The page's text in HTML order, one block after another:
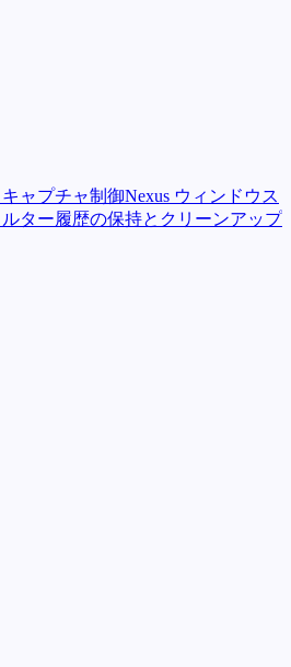
ャプチャ制御Nexus ウィンドウス
ター履歴の保持とクリーンアップ